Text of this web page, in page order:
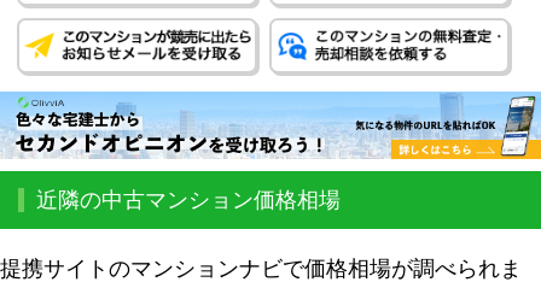
近隣の中古マンション価格相場
提携サイトのマンションナビで価格相場が調べられま